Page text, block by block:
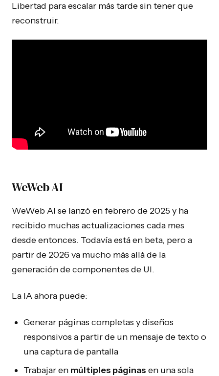
Libertad para escalar más tarde sin tener que
reconstruir.
WeWeb AI
WeWeb AI se lanzó en febrero de 2025 y ha
recibido muchas actualizaciones cada mes
desde entonces. Todavía está en beta, pero a
partir de 2026 va mucho más allá de la
generación de componentes de UI.
La IA ahora puede:
Generar páginas completas y diseños
responsivos a partir de un mensaje de texto o
una captura de pantalla
Trabajar en múltiples páginas en una sola